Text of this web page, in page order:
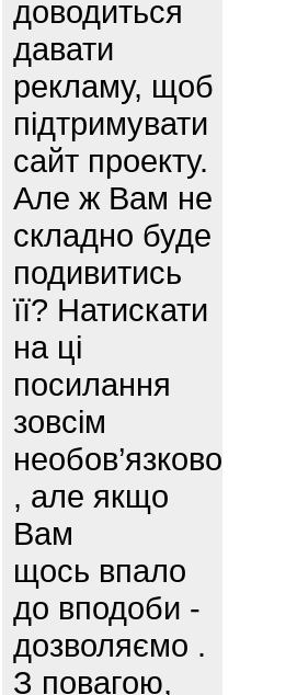
доводиться
давати
рекламу, щоб
підтримувати
сайт проекту.
Але ж Вам не
складно буде
подивитись
її? Натискати
на ці
посилання
зовсім
необов’язково
, але якщо
Вам
щось впало
до вподоби -
дозволяємо .
З повагою,